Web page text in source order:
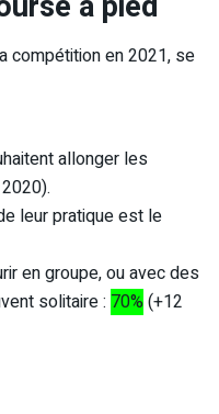
compétition en 2021, se
allonger les
leur pratique est le
en groupe, ou avec des
solitaire : 70%(+12